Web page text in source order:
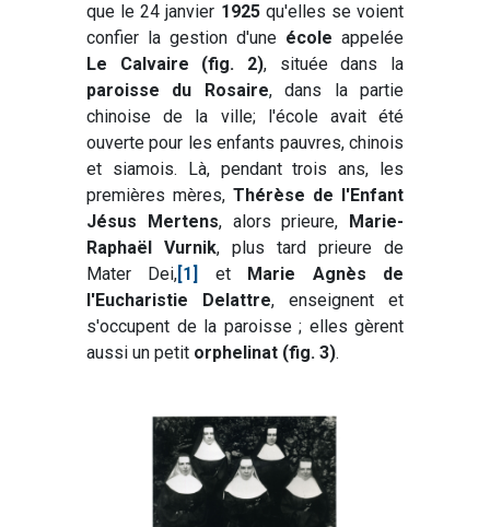
que le 24 janvier 1925qu'elles se voient
confier la gestion d'une école appelée
Le Calvaire (fig. 2), située dans la
paroisse du Rosaire, dans la partie
chinoise de la ville; l'école avait été
ouverte pour les enfants pauvres, chinois
et siamois. Là, pendant trois ans, les
premières mères, Thérèse de l'Enfant
Jésus Mertens, alors prieure, Marie-
Raphaël Vurnik, plus tard prieure de
Mater Dei,[1] et Marie Agnès de
l'Eucharistie Delattre, enseignent et
s'occupent de la paroisse ; elles gèrent
aussi un petit orphelinat (fig. 3).